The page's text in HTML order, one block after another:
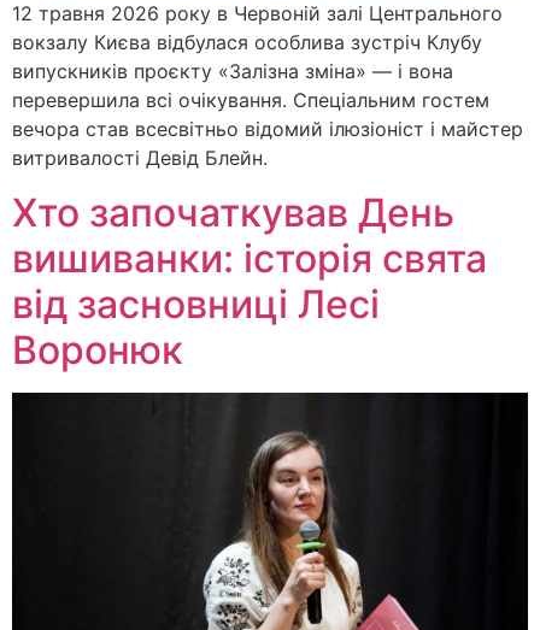
12 травня 2026 року в Червоній залі Центрального
вокзалу Києва відбулася особлива зустріч Клубу
випускників проєкту «Залізна зміна» — і вона
перевершила всі очікування. Спеціальним гостем
вечора став всесвітньо відомий ілюзіоніст і майстер
витривалості Девід Блейн.
Хто започаткував День
вишиванки: історія свята
від засновниці Лесі
Воронюк